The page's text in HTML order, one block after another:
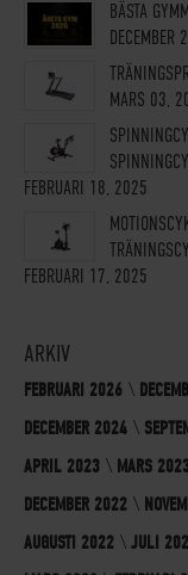
BÄSTA
MARS 03,
FEBRUARI 18, 2025
FEBRUARI 17, 2025
ARKIV
FEBRUARI 2026
DECEMBER 2024
APRIL 2023
MARS
DECEMBER 2022
AUGUSTI 2022
JULI